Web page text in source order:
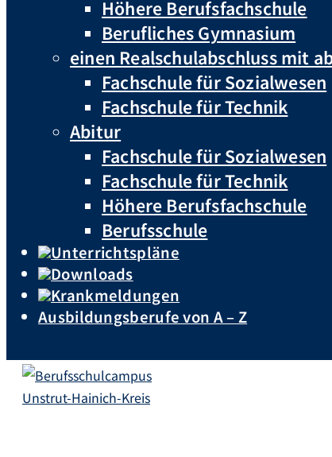
Höhere Berufsfachschule
Berufliches Gymnasium
einen Realschulabschluss mit
Fachschule für Sozialwesen
Fachschule für Technik
Abitur
Fachschule für Sozialwesen
Fachschule für Technik
Höhere Berufsfachschule
Berufsschule
Unterrichtspläne
Downloads
Krankmeldungen
Ausbildungsberufe von A – Z